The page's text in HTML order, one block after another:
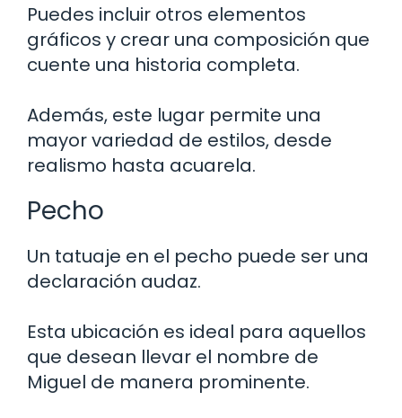
Puedes incluir otros elementos
gráficos y crear una composición que
cuente una historia completa.
Además, este lugar permite una
mayor variedad de estilos, desde
realismo hasta acuarela.
Pecho
Un tatuaje en el pecho puede ser una
declaración audaz.
Esta ubicación es ideal para aquellos
que desean llevar el nombre de
Miguel de manera prominente.